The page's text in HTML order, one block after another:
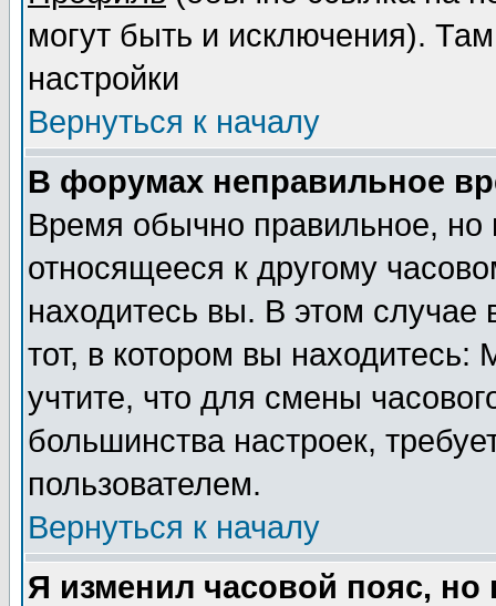
могут быть и исключения).
настройки
Вернуться к началу
В форумах неправильное
Время обычно правильное,
относящееся к другому
находитесь вы. В этом
тот, в котором вы
учтите, что для смены
большинства настроек,
пользователем.
Вернуться к началу
Я изменил часовой пояс,